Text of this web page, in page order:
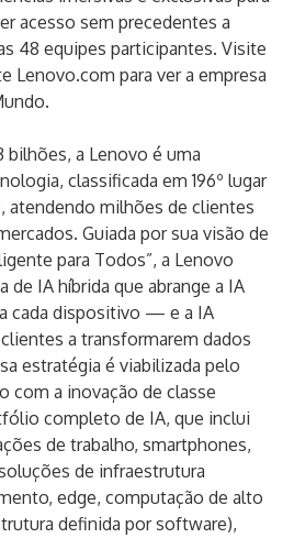
acesso sem precedentes a
48 equipes participantes. Visite
Lenovo.com para ver a empresa
bilhões, a Lenovo é uma
classificada em 196º lugar
atendendo milhões de clientes
Guiada por sua visão de
para Todos”, a Lenovo
de IA híbrida que abrange a IA
cada dispositivo — e a IA
a transformarem dados
estratégia é viabilizada pelo
com a inovação de classe
completo de IA, que inclui
de trabalho, smartphones,
de infraestrutura
edge, computação de alto
definida por software),